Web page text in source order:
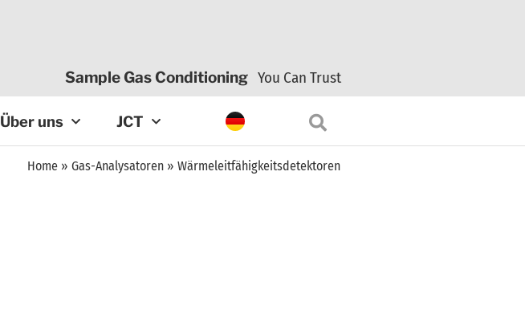
Sample Gas Conditioning You Can Trust
Über uns JCT
Home » Gas-Analysatoren » Wärmeleitfähigkeitsdetektoren